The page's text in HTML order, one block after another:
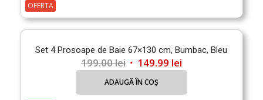
199.00 lei.
OFERTA
Set 4 Prosoape de Baie 67×130 cm, Bumbac, Bleu
199.00lei Prețul
inițial
149.99 leiPrețul
curent
este:
ADAUGĂ ÎN COȘ